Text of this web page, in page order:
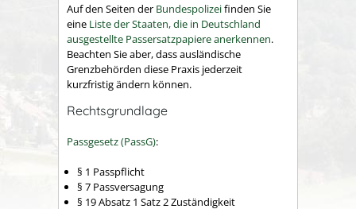
Auf den Seiten der Bundespolizeifinden Sie
eine Liste der Staaten, die in Deutschland
ausgestellte Passersatzpapiere anerkennen.
Beachten Sie aber, dass ausländische
Grenzbehörden diese Praxis jederzeit
kurzfristig ändern können.
Rechtsgrundlage
Passgesetz (PassG):
§ 1 Passpflicht
§ 7 Passversagung
§ 19 Absatz 1 Satz 2 Zuständigkeit